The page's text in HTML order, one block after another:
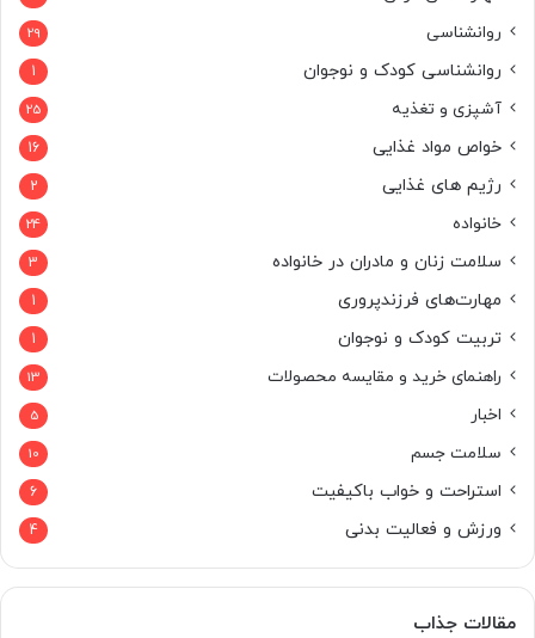
روانشناسی 29
روانشناسی کودک و نوجوان 1
آشپزی و تغذیه 25
خواص مواد غذایی 16
رژیم های غذایی 2
خانواده 24
سلامت زنان و مادران در خانواده 3
مهارت‌های فرزندپروری 1
تربیت کودک و نوجوان 1
راهنمای خرید و مقایسه محصولات 13
اخبار 5
سلامت جسم 10
استراحت و خواب باکیفیت 6
ورزش و فعالیت بدنی 4
مقالات جذاب